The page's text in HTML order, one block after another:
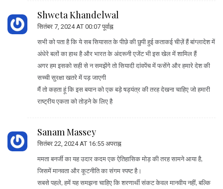
Shweta Khandelwal
सितंबर 7, 2024 AT 00:07 पूर्वाह्न
सभी को पता है कि ये सब सियासत के पीछे की छुपी हुई कताकई चीज़ें हैं बांग्लादेश में
अंधेरे बलों का हाथ है और भारत के अंदरूनी एजेंट भी इस खेल में शामिल हैं
अगर हम इसको सही से न समझेंगे तो सियादी दांवपेंच में फसेंगे और हमारे देश की
सच्ची सुरक्षा खतरे में पड़ जाएगी
मैं तो कहता हूं कि इस बयान को एक बड़े षड्यंत्र की तरह देखना चाहिए जो हमारी
राष्ट्रीय एकता को तोड़ने के लिए है
Sanam Massey
सितंबर 22, 2024 AT 16:55 अपराह्न
ममता बनर्जी का यह उदार कदम एक ऐतिहासिक मोड़ की तरह सामने आया है,
जिसमें मानवता और कूटनीति का संगम स्पष्ट है।
सबसे पहले, हमें यह समझना चाहिए कि शरणार्थी संकट केवल मानवीय नहीं, बल्कि